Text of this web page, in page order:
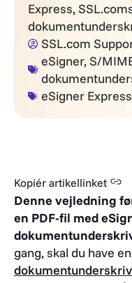
Express,
SSL.com
eSigner, S/
eSigner Express
Kopiér artikellinket
Denne vejledning
en PDF-fil med
gang, skal du have